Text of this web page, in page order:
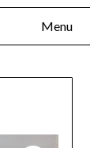
Menu